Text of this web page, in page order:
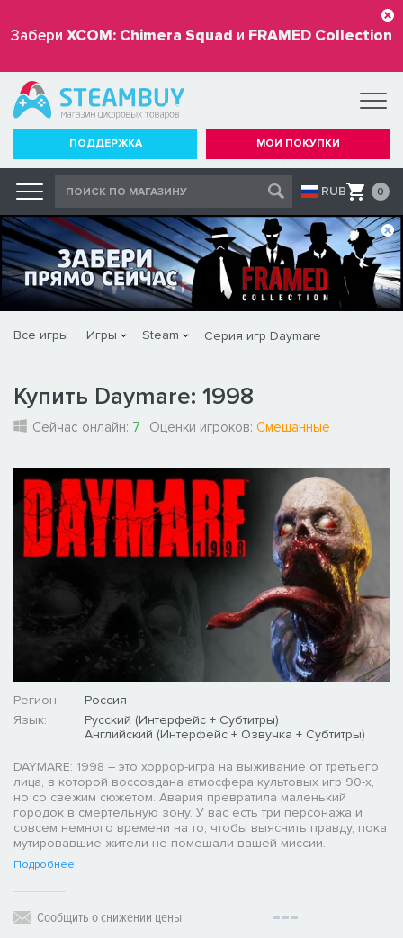
Забери XCOM: Chimera Squad и FRAMED Collection
бесплатно
ПОДДЕРЖКА МОИ ПОКУПКИ
RUB 0
Все игры Игры Steam Серия игр Daymare
Купить Daymare: 1998
Сейчас онлайн: 7 Оценки игроков: Смешанные
Регион:
Россия
Язык:
Русский (Интерфейс + Субтитры)
Английский (Интерфейс + Озвучка + Субтитры)
DAYMARE: 1998 – это хоррор-игра на выживание от третьего
лица, в которой воссоздана атмосфера культовых игр 90-х,
но со свежим сюжетом. Авария превратила маленький
городок в смертельную зону. У вас есть три персонажа и
совсем немного времени на то, чтобы выяснить правду, пока
мутировавшие жители не помешали вашей миссии.
Подробнее
Сообщить о снижении цены